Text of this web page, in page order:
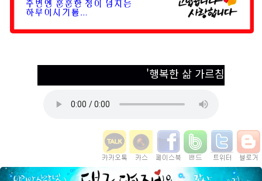
'행복한 삶 가르침' 다른